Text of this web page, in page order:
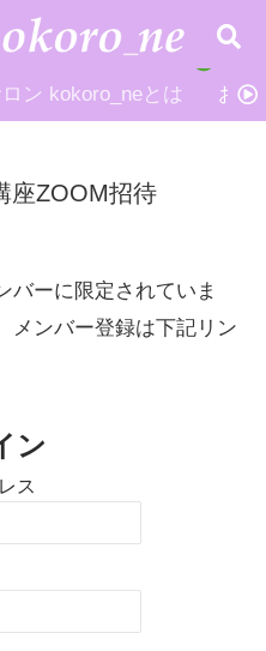
ン kokoro_neとは お申
座ZOOM招待
バーに限定されていま
メンバー登録は下記リン
ン
ス